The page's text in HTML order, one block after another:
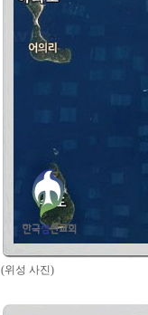
(위성 사진)